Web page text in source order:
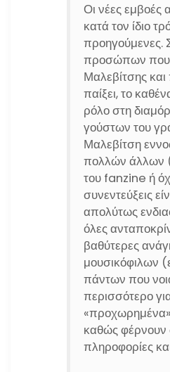
Οι νέες εμβοές
κατά τον ίδιο
προηγούμενες.
προσώπων που
Μαλεβίτσης
παίξει, το
ρόλο στη
γούστων του
Μαλεβίτση
πολλών άλλων
του fanzine ή
συνεντεύξεις
απολύτως
όλες
βαθύτερες
μουσικόφιλων
πάντων που
περισσότερο
καθώς
πληροφορίες